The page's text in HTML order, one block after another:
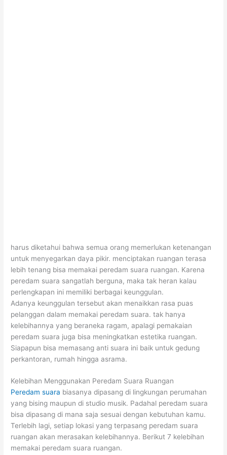
harus diketahui bahwa semua orang memerlukan ketenangan
untuk menyegarkan daya pikir. menciptakan ruangan terasa
lebih tenang bisa memakai peredam suara ruangan. Karena
peredam suara sangatlah berguna, maka tak heran kalau
perlengkapan ini memiliki berbagai keunggulan.
Adanya keunggulan tersebut akan menaikkan rasa puas
pelanggan dalam memakai peredam suara. tak hanya
kelebihannya yang beraneka ragam, apalagi pemakaian
peredam suara juga bisa meningkatkan estetika ruangan.
Siapapun bisa memasang anti suara ini baik untuk gedung
perkantoran, rumah hingga asrama.
Kelebihan Menggunakan Peredam Suara Ruangan
Peredam suara biasanya dipasang di lingkungan perumahan
yang bising maupun di studio musik. Padahal peredam suara
bisa dipasang di mana saja sesuai dengan kebutuhan kamu.
Terlebih lagi, setiap lokasi yang terpasang peredam suara
ruangan akan merasakan kelebihannya. Berikut 7 kelebihan
memakai peredam suara ruangan.